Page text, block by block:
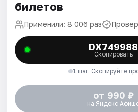
билетов
Применили: 8 006 раз
DX749988
Скопировать
1 шаг. Скопируйте
от 990 ₽
на Яндекс